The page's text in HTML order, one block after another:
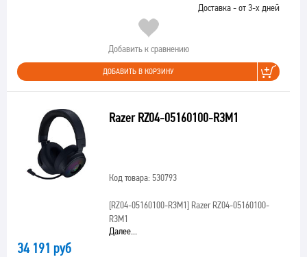
Доставка - от 3-х дней
Добавить к сравнению
ДОБАВИТЬ В КОРЗИНУ
Razer RZ04-05160100-R3M1
Код товара: 530793
[RZ04-05160100-R3M1]Razer RZ04-05160100-
R3M1
Далее...
34 191 руб